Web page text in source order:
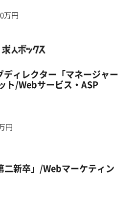
万円
ィレクター「マネージャー
ト/Webサービス・ASP
円
二新卒」/Webマーケティン